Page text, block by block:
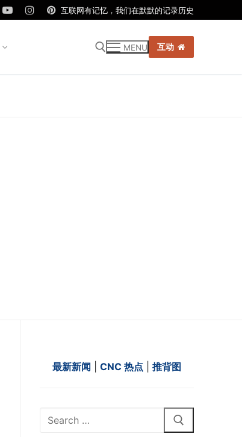
互联网有记忆，我们在默默的记录历史
MENU 互动
最新新闻 CNC 热点 推背图
Search